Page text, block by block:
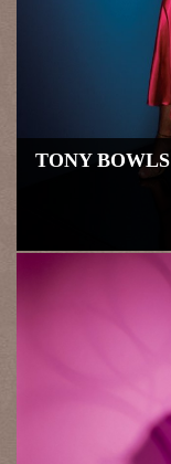
TONY BOWLS